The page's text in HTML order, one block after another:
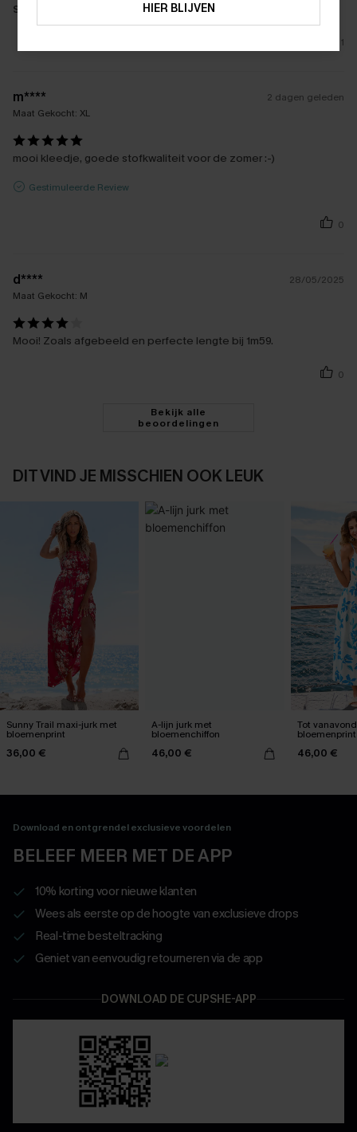
Stof:
1
m****
2 dagen geleden
Maat Gekocht: XL
mooi kleedje, goede stofkwaliteit voor de zomer :-)
Gestimuleerde Review
0
d****
28/05/2025
Maat Gekocht: M
Mooi! Zoals afgebeeld en perfecte lengte bij 1m59.
0
Bekijk alle
beoordelingen
DIT VIND JE MISSCHIEN OOK LEUK
Sunny Trail maxi-jurk met
bloemenprint
36,00 €
A-lijn jurk met
bloemenchiffon
46,00 €
Tot
bloemenprint
46,00 €
Download en ontgrendel exclusieve voordelen
BELEEF MEER MET DE APP
10% korting voor nieuwe klanten
Wees als eerste op de hoogte van exclusieve drops
Real-time besteltracking
Geniet van eenvoudig retourneren via de app
DOWNLOAD DE CUPSHE-APP
HIER BLIJVEN